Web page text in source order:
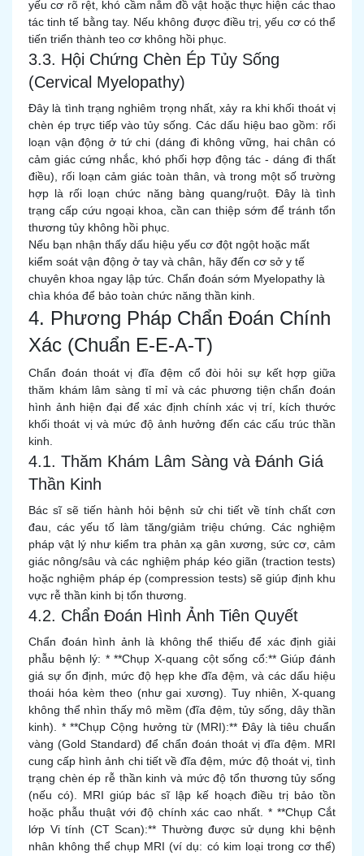
yếu cơ rõ rệt, khó cầm nắm đồ vật hoặc thực hiện các thao
tác tinh tế bằng tay. Nếu không được điều trị, yếu cơ có thể
tiến triển thành teo cơ không hồi phục.
3.3. Hội Chứng Chèn Ép Tủy Sống
(Cervical Myelopathy)
Đây là tình trạng nghiêm trọng nhất, xảy ra khi khối thoát vị
chèn ép trực tiếp vào tủy sống. Các dấu hiệu bao gồm: rối
loạn vận động ở tứ chi (dáng đi không vững, hai chân có
cảm giác cứng nhắc, khó phối hợp động tác - dáng đi thất
điều), rối loạn cảm giác toàn thân, và trong một số trường
hợp là rối loạn chức năng bàng quang/ruột. Đây là tình
trạng cấp cứu ngoại khoa, cần can thiệp sớm để tránh tổn
thương tủy không hồi phục.
Nếu bạn nhận thấy dấu hiệu yếu cơ đột ngột hoặc mất
kiểm soát vận động ở tay và chân, hãy đến cơ sở y tế
chuyên khoa ngay lập tức. Chẩn đoán sớm Myelopathy là
chìa khóa để bảo toàn chức năng thần kinh.
4. Phương Pháp Chẩn Đoán Chính
Xác (Chuẩn E-E-A-T)
Chẩn đoán thoát vị đĩa đệm cổ đòi hỏi sự kết hợp giữa
thăm khám lâm sàng tỉ mỉ và các phương tiện chẩn đoán
hình ảnh hiện đại để xác định chính xác vị trí, kích thước
khối thoát vị và mức độ ảnh hưởng đến các cấu trúc thần
kinh.
4.1. Thăm Khám Lâm Sàng và Đánh Giá
Thần Kinh
Bác sĩ sẽ tiến hành hỏi bệnh sử chi tiết về tính chất cơn
đau, các yếu tố làm tăng/giảm triệu chứng. Các nghiệm
pháp vật lý như kiểm tra phản xạ gân xương, sức cơ, cảm
giác nông/sâu và các nghiệm pháp kéo giãn (traction tests)
hoặc nghiệm pháp ép (compression tests) sẽ giúp định khu
vực rễ thần kinh bị tổn thương.
4.2. Chẩn Đoán Hình Ảnh Tiên Quyết
Chẩn đoán hình ảnh là không thể thiếu để xác định giải
phẫu bệnh lý: * **Chụp X-quang cột sống cổ:** Giúp đánh
giá sự ổn định, mức độ hẹp khe đĩa đệm, và các dấu hiệu
thoái hóa kèm theo (như gai xương). Tuy nhiên, X-quang
không thể nhìn thấy mô mềm (đĩa đệm, tủy sống, dây thần
kinh). * **Chụp Cộng hưởng từ (MRI):** Đây là tiêu chuẩn
vàng (Gold Standard) để chẩn đoán thoát vị đĩa đệm. MRI
cung cấp hình ảnh chi tiết về đĩa đệm, mức độ thoát vị, tình
trạng chèn ép rễ thần kinh và mức độ tổn thương tủy sống
(nếu có). MRI giúp bác sĩ lập kế hoạch điều trị bảo tồn
hoặc phẫu thuật với độ chính xác cao nhất. * **Chụp Cắt
lớp Vi tính (CT Scan):** Thường được sử dụng khi bệnh
nhân không thể chụp MRI (ví dụ: có kim loại trong cơ thể)